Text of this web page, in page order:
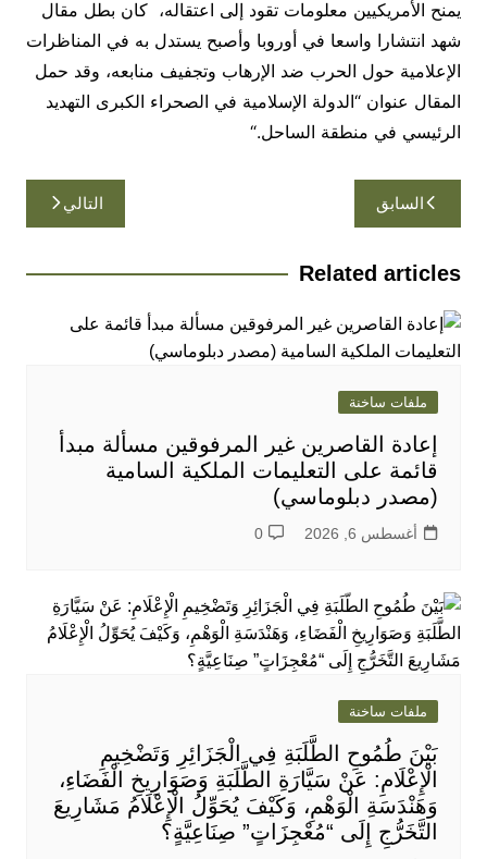
يمنح الأمريكيين معلومات تقود إلى اعتقاله، كان بطل مقال
شهد انتشارا واسعا في أوروبا وأصبح يستدل به في المناظرات
الإعلامية حول الحرب ضد الإرهاب وتجفيف منابعه، وقد حمل
المقال عنوان “الدولة الإسلامية في الصحراء الكبرى التهديد
الرئيسي في منطقة الساحل“.
تصفّح
المقالات
السابق التالي
Related articles
ملفات ساخنة
إعادة القاصرين غير المرفوقين مسألة مبدأ
قائمة على التعليمات الملكية السامية
(مصدر دبلوماسي)
أغسطس 6, 2026 0
ملفات ساخنة
بَيْنَ طُمُوحِ الطَّلَبَةِ فِي الْجَزَائِرِ وَتَضْخِيمِ
الْإِعْلَامِ: عَنْ سَيَّارَةِ الطَّلَبَةِ وَصَوَارِيخِ الْفَضَاءِ،
وَهَنْدَسَةِ الْوَهْمِ، وَكَيْفَ يُحَوِّلُ الْإِعْلَامُ مَشَارِيعَ
التَّخَرُّجِ إِلَى “مُعْجِزَاتٍ” صِنَاعِيَّةٍ؟